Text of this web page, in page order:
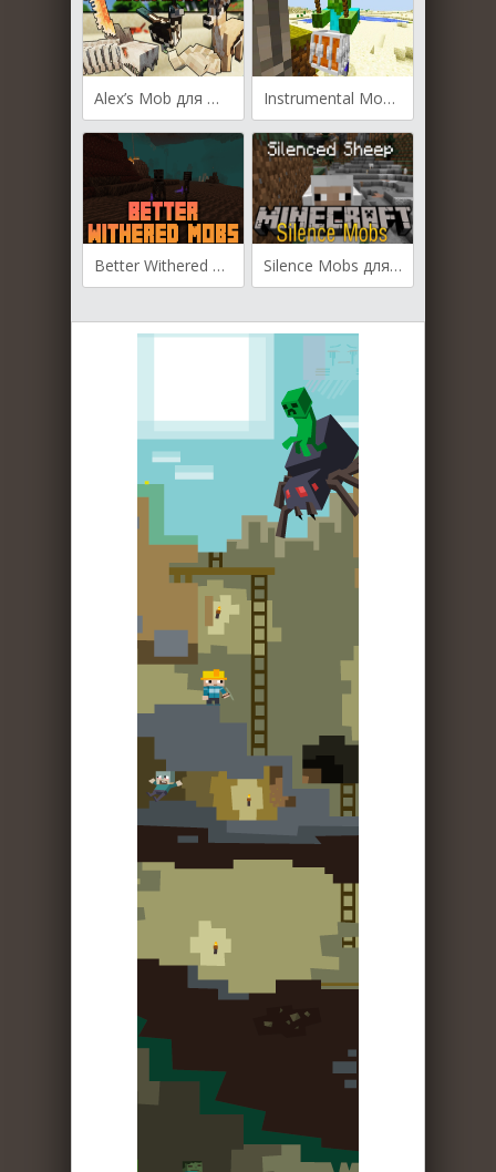
Alex’s Mob для Майнкрафт [1.19.4, 1.19.2, 1.19.1] Instrumental Mobs для Майнкрафт [1.19.4, 1.19.3, 1.19.2]
Better Withered Mobs для Майнкрафт [1.19.3, 1.19.2, 1.18.2] Silence Mobs для Майнкрафт [1.13.2, 1.12.2]